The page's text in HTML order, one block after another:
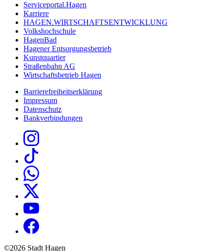
Serviceportal.Hagen
Karriere
HAGEN.WIRTSCHAFTSENTWICKLUNG
Volkshochschule
HagenBad
Hagener Entsorgungsbetrieb
Kunstquartier
Straßenbahn AG
Wirtschaftsbetrieb Hagen
Barrierefreiheitserklärung
Impressum
Datenschutz
Bankverbindungen
©2026 Stadt Hagen